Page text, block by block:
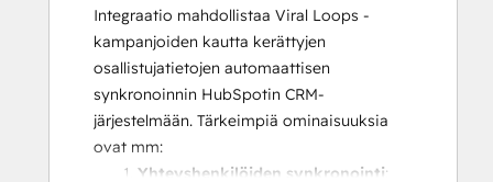
Integraatio mahdollistaa Viral Loops -
kampanjoiden kautta kerättyjen
osallistujatietojen automaattisen
synkronoinnin HubSpotin CRM-
järjestelmään. Tärkeimpiä ominaisuuksia
ovat mm:
Yhteyshenkilöiden synkronointi: